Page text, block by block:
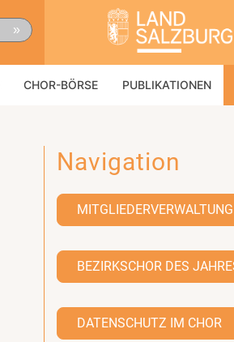
»
CHOR-BÖRSE PUBLIKATIONEN
Navigation
MITGLIEDERVERWALTUNG
BEZIRKSCHOR DES
DATENSCHUTZ IM CHOR